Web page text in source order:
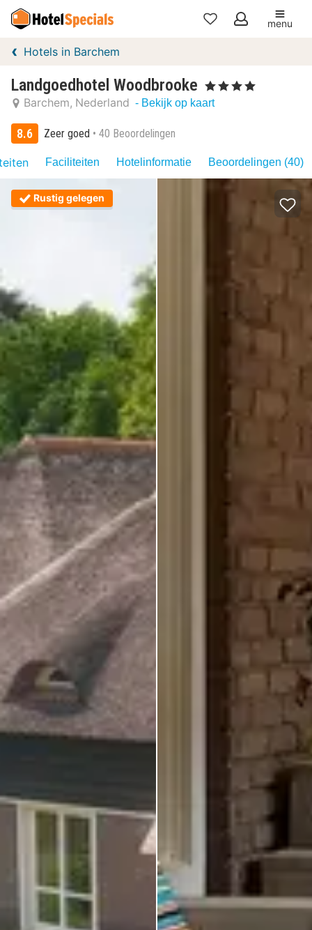
Mijn
menu
Hotels in Barchem
Landgoedhotel Woodbrooke , 4 Sterren
Barchem Nederland - Bekijk op kaart
8.6 Zeer goed 40 Beoordelingen
Faciliteiten Hotelinformatie Beoordelingen (40)
Rustig gelegen